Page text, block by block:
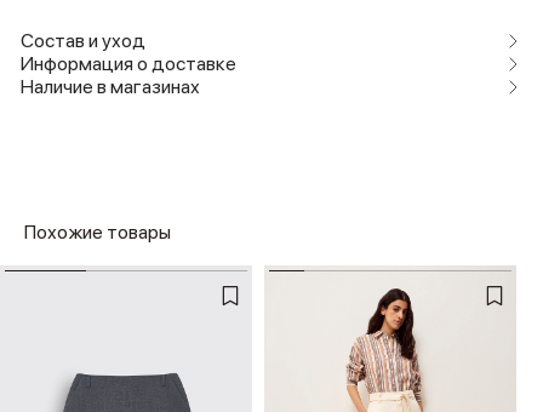
Состав и уход
Информация о доставке
Наличие в магазинах
Похожие товары